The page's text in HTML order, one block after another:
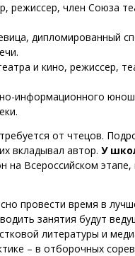
режиссер, член Союза
дипломированный
и кино, режиссер,
информационного
от чтецов.
вкладывал автор. У
на Всероссийском
провести время в
занятия будут
литературы и
– в отборочных